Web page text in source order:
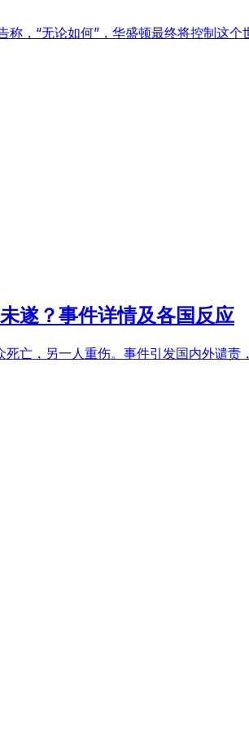
，“无论如何”，华盛顿最终将控制这
遂？事件详情及各国反应
亡，另一人重伤。事件引发国内外谴